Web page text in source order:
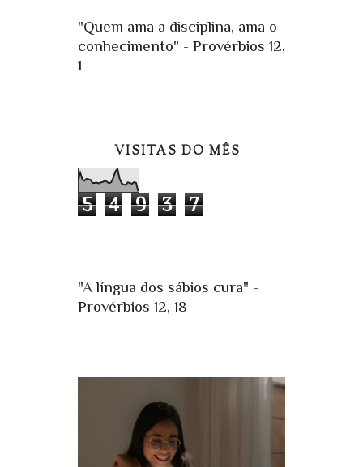
"Quem ama a disciplina, ama o
conhecimento" - Provérbios 12,
1
VISITAS DO MÊS
5 4 9 3 7
"A língua dos sábios cura" -
Provérbios 12, 18